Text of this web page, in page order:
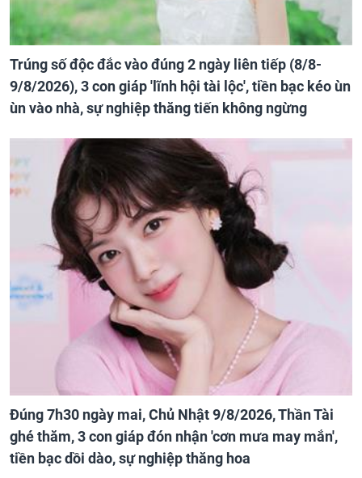
Trúng số độc đắc vào đúng 2 ngày liên tiếp (8/8-
9/8/2026), 3 con giáp 'lĩnh hội tài lộc', tiền bạc kéo ùn
ùn vào nhà, sự nghiệp thăng tiến không ngừng
Đúng 7h30 ngày mai, Chủ Nhật 9/8/2026, Thần Tài
ghé thăm, 3 con giáp đón nhận 'cơn mưa may mắn',
tiền bạc dồi dào, sự nghiệp thăng hoa